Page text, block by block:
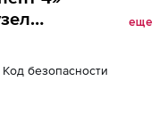
еще
безопасности